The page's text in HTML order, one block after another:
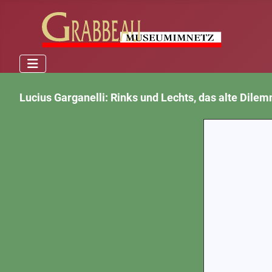
Lucius Garganelli: Rinks und Lechts, das alte